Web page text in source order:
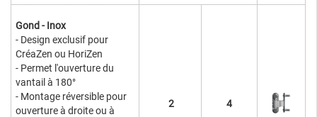
Gond - Inox
- Design exclusif pour
CréaZen ou HoriZen
- Permet l'ouverture du
vantail à 180°
- Montage réversible pour
ouverture à droite ou à
2 4